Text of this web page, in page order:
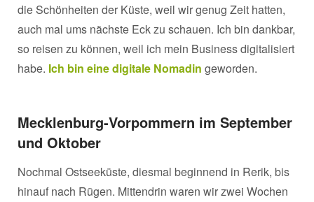
die Schönheiten der Küste, weil wir genug Zeit hatten,
auch mal ums nächste Eck zu schauen. Ich bin dankbar,
so reisen zu können, weil ich mein Business digitalisiert
habe. Ich bin eine digitale Nomadin geworden.
Mecklenburg-Vorpommern im September
und Oktober
Nochmal Ostseeküste, diesmal beginnend in Rerik, bis
hinauf nach Rügen. Mittendrin waren wir zwei Wochen